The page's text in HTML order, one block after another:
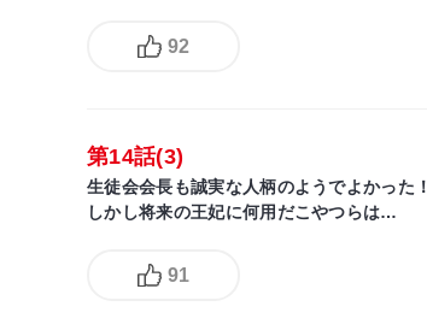
92
第14話(3)
生徒会会長も誠実な人柄のようでよかった！
しかし将来の王妃に何用だこやつらは…
91